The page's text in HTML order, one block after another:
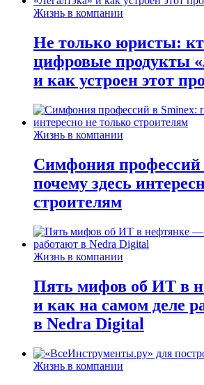
Жизнь в компании
Не только юристы:
цифровые продукты
и как устроен этот
Жизнь в компании
Симфония профессий
почему здесь
строителям
Жизнь в компании
Пять мифов об ИТ в
и как на самом деле
в Nedra Digital
Жизнь в компании